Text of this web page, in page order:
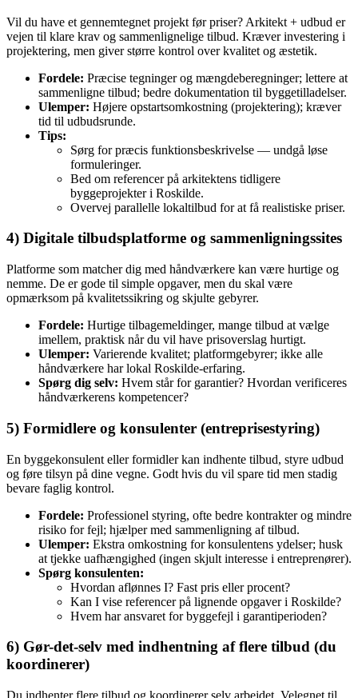
Vil du have et gennemtegnet projekt før priser? Arkitekt + udbud er
vejen til klare krav og sammenlignelige tilbud. Kræver investering i
projektering, men giver større kontrol over kvalitet og æstetik.
Fordele: Præcise tegninger og mængdeberegninger; lettere at
sammenligne tilbud; bedre dokumentation til byggetilladelser.
Ulemper: Højere opstartsomkostning (projektering); kræver
tid til udbudsrunde.
Tips:
Sørg for præcis funktionsbeskrivelse — undgå løse
formuleringer.
Bed om referencer på arkitektens tidligere
byggeprojekter i Roskilde.
Overvej parallelle lokaltilbud for at få realistiske priser.
4) Digitale tilbudsplatforme og sammenligningssites
Platforme som matcher dig med håndværkere kan være hurtige og
nemme. De er gode til simple opgaver, men du skal være
opmærksom på kvalitetssikring og skjulte gebyrer.
Fordele: Hurtige tilbagemeldinger, mange tilbud at vælge
imellem, praktisk når du vil have prisoverslag hurtigt.
Ulemper: Varierende kvalitet; platformgebyrer; ikke alle
håndværkere har lokal Roskilde-erfaring.
Spørg dig selv: Hvem står for garantier? Hvordan verificeres
håndværkerens kompetencer?
5) Formidlere og konsulenter (entreprisestyring)
En byggekonsulent eller formidler kan indhente tilbud, styre udbud
og føre tilsyn på dine vegne. Godt hvis du vil spare tid men stadig
bevare faglig kontrol.
Fordele: Professionel styring, ofte bedre kontrakter og mindre
risiko for fejl; hjælper med sammenligning af tilbud.
Ulemper: Ekstra omkostning for konsulentens ydelser; husk
at tjekke uafhængighed (ingen skjult interesse i entreprenører).
Spørg konsulenten:
Hvordan aflønnes I? Fast pris eller procent?
Kan I vise referencer på lignende opgaver i Roskilde?
Hvem har ansvaret for byggefejl i garanti­perioden?
6) Gør-det-selv med indhentning af flere tilbud (du
koordinerer)
Du indhenter flere tilbud og koordinerer selv arbejdet. Velegnet til